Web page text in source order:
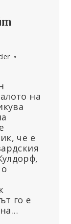
на
че е
го е